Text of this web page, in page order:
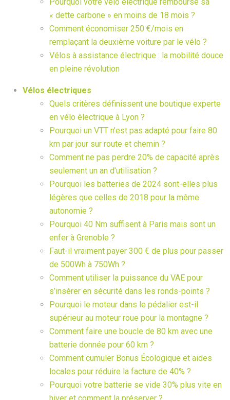
« dette carbone » en moins de 18 mois ?
Comment économiser 250 €/mois en
remplaçant la deuxième voiture par le vélo ?
Vélos à assistance électrique : la mobilité douce
en pleine révolution
Vélos électriques
Quels critères définissent une boutique experte
en vélo électrique à Lyon ?
Pourquoi un VTT n’est pas adapté pour faire 80
km par jour sur route et chemin ?
Comment ne pas perdre 20% de capacité après
seulement un an d’utilisation ?
Pourquoi les batteries de 2024 sont-elles plus
légères que celles de 2018 pour la même
autonomie ?
Pourquoi 40 Nm suffisent à Paris mais sont un
enfer à Grenoble ?
Faut-il vraiment payer 300 € de plus pour passer
de 500Wh à 750Wh ?
Comment utiliser la puissance du VAE pour
s’insérer en sécurité dans les ronds-points ?
Pourquoi le moteur dans le pédalier est-il
supérieur au moteur roue pour la montagne ?
Comment faire une boucle de 80 km avec une
batterie donnée pour 60 km ?
Comment cumuler Bonus Écologique et aides
locales pour réduire la facture de 40% ?
Pourquoi votre batterie se vide 30% plus vite en